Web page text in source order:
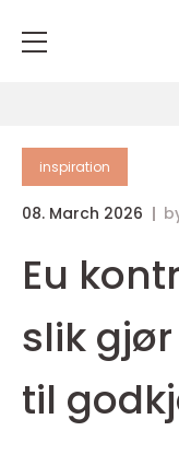
inspiration
08. March 2026
Eu
slik
til